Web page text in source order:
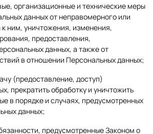
организационные и технические меры
данных от неправомерного или
к ним, уничтожения, изменения,
предоставления,
данных, а также от
в отношении Персональных данных;
(предоставление, доступ)
прекратить обработку и уничтожить
в порядке и случаях, предусмотренных
данных;
предусмотренные Законом о